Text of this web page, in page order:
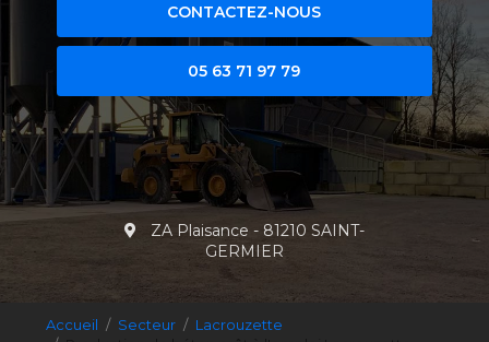
CONTACTEZ-NOUS
05 63 71 97 79
ZA Plaisance - 81210 SAINT-
GERMIER
Accueil Secteur
Lacrouzette